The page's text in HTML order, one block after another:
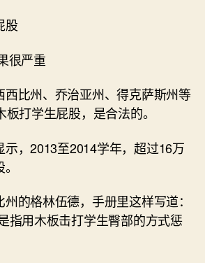
股
很严重
西比州、乔治亚州、得克萨斯州等
打学生屁股，是合法的。
示，2013至2014学年，超过16万
的格林伍德，手册里这样写道：
指用木板击打学生臀部的方式惩